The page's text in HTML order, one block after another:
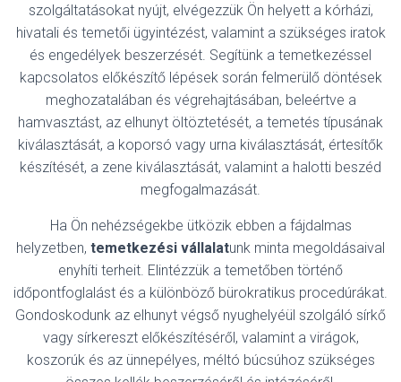
szolgáltatásokat nyújt, elvégezzük Ön helyett a kórházi,
hivatali és temetői ügyintézést, valamint a szükséges iratok
és engedélyek beszerzését. Segítünk a temetkezéssel
kapcsolatos előkészítő lépések során felmerülő döntések
meghozatalában és végrehajtásában, beleértve a
hamvasztást, az elhunyt öltöztetését, a temetés típusának
kiválasztását, a koporsó vagy urna kiválasztását, értesítők
készítését, a zene kiválasztását, valamint a halotti beszéd
megfogalmazását.
Ha Ön nehézségekbe ütközik ebben a fájdalmas
helyzetben, temetkezési vállalatunk minta megoldásaival
enyhíti terheit. Elintézzük a temetőben történő
időpontfoglalást és a különböző bürokratikus procedúrákat.
Gondoskodunk az elhunyt végső nyughelyéül szolgáló sírkő
vagy sírkereszt előkészítéséről, valamint a virágok,
koszorúk és az ünnepélyes, méltó búcsúhoz szükséges